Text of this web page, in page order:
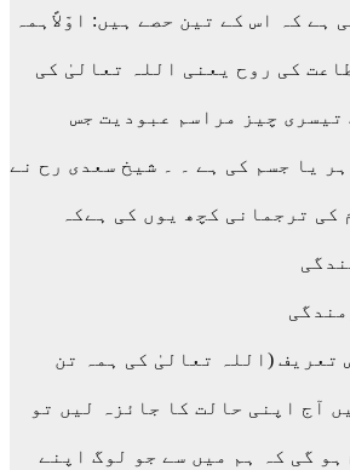
ہے کہ اس کے تین حصے ہیں: اوّلاًہمہ
کی روح یعنی اللہ تعالیٰ کی
تیسری چیز مراسم عبودیت جس
یا جسم کی ہے ۔ ۔ شیخ سعدی رح نے
کی ترجمانی کچھ یوں کی ہےکہ
تعریف (اللہ تعالیٰ کی ہمہ تن
آج اپنی حالت کا جائزہ لیں تو
ہو گی کہ ہم میں سے جو لوگ اپنے